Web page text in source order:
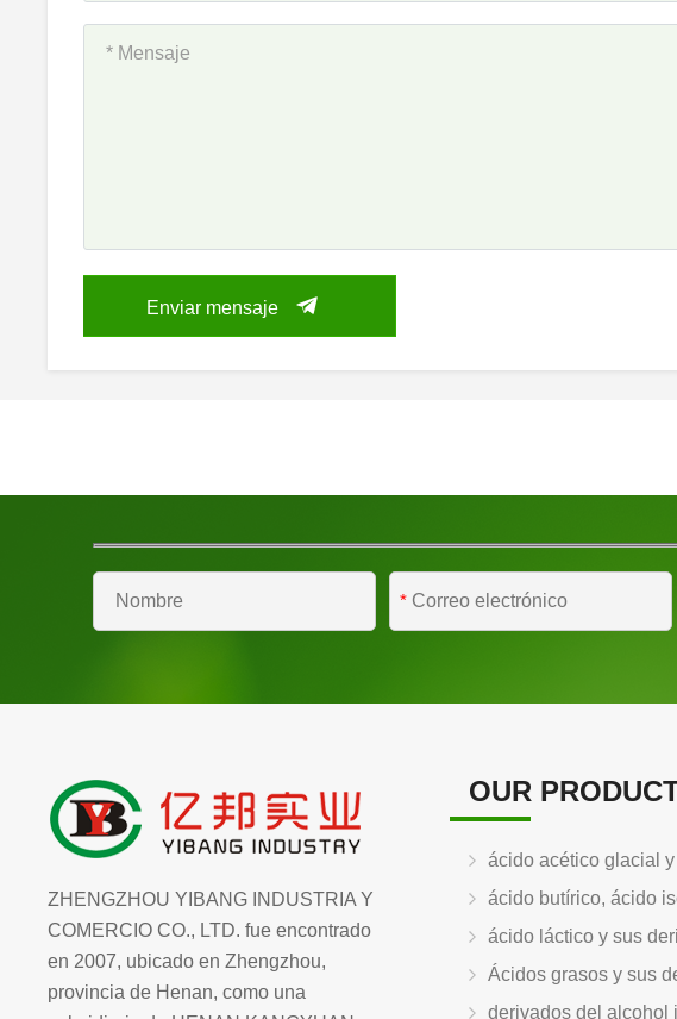
Enviar mensaje
*
ZHENGZHOU YIBANG INDUSTRIA Y
COMERCIO CO., LTD. fue encontrado
en 2007, ubicado en Zhengzhou,
provincia de Henan, como una
OUR
ácido acético glacial
ácido butírico, ácido
ácido láctico y sus
Ácidos grasos y sus
derivados del alcohol